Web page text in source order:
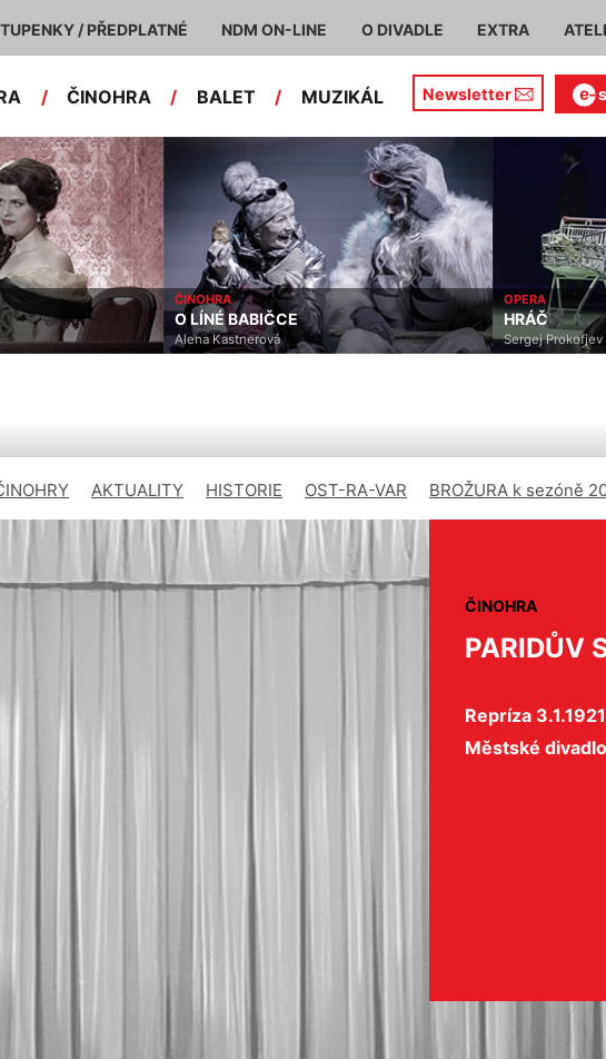
/ PŘEDPLATNÉ NDM ON-LINE O DIVADLE EXTRA
/ ČINOHRA / BALET / MUZIKÁL Newsletter
ČINOHRA
O LÍNÉ BABIČCE
Alena Kastnerová
OPERA
HRÁČ
Sergej Prokofjev
AKTUALITY HISTORIE OST-RA-VAR BROŽURA k sezóně
ČINOHRA
PARIDŮV
Repríza
Městské